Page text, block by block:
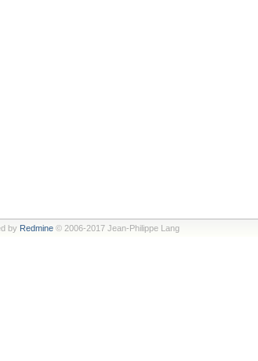
by Redmine© 2006-2017 Jean-Philippe Lang